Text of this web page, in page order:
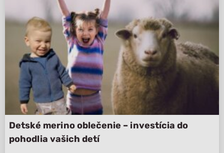
Detské merino oblečenie – investícia do
pohodlia vašich detí